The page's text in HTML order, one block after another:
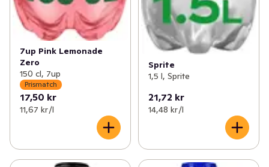
7up Pink Lemonade
Zero
150 cl, 7up
Prismatch
17,50 kr
11,67 kr /l
Sprite
1,5 l, Sprite
21,72 kr
14,48 kr /l